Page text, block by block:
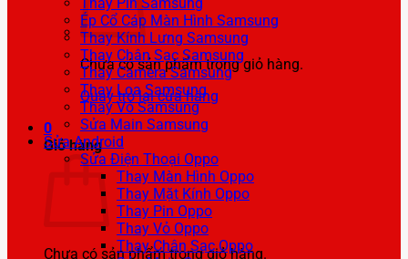
Chưa có sản phẩm trong giỏ hàng.
Quay trở lại cửa hàng
0
Giỏ hàng
Chưa có sản phẩm trong giỏ hàng.
Ép Cổ Cáp Màn Hình Samsung
Thay Kính Lưng Samsung
Thay Chân Sạc Samsung
Thay Camera Samsung
Thay Loa Samsung
Thay Vỏ Samsung
Sửa Main Samsung
Sửa Android
Sửa Điện Thoại Oppo
Thay Màn Hình Oppo
Thay Mặt Kính Oppo
Thay Pin Oppo
Thay Vỏ Oppo
Thay Chân Sạc Oppo